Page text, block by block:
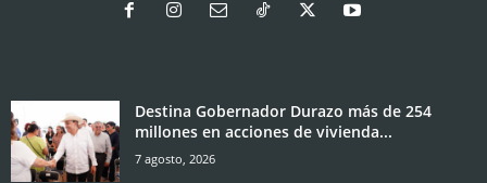
Destina Gobernador Durazo más de 254
millones en acciones de vivienda...
7 agosto, 2026